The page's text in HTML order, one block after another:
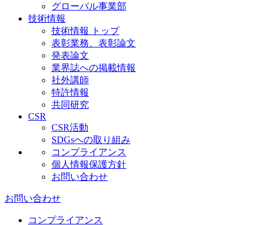
グローバル事業部
技術情報
技術情報 トップ
表彰業務、表彰論文
発表論文
業界誌への掲載情報
社外講師
特許情報
共同研究
CSR
CSR活動
SDGsへの取り組み
コンプライアンス
個人情報保護方針
お問い合わせ
お問い合わせ
コンプライアンス